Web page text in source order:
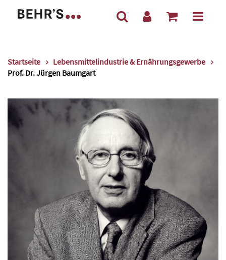
Startseite
Lebensmittelindustrie & Ernährungsgewerbe
Prof. Dr. Jürgen Baumgart